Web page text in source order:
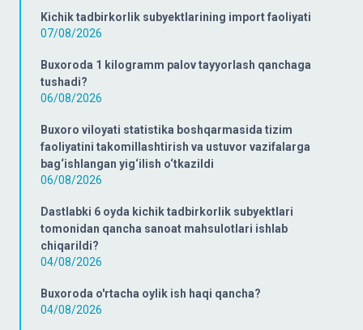
Kichik tadbirkorlik subyektlarining import faoliyati
07/08/2026
Buxoroda 1 kilogramm palov tayyorlash qanchaga
tushadi?
06/08/2026
Buxoro viloyati statistika boshqarmasida tizim
faoliyatini takomillashtirish va ustuvor vazifalarga
bag‘ishlangan yig‘ilish o‘tkazildi
06/08/2026
Dastlabki 6 oyda kichik tadbirkorlik subyektlari
tomonidan qancha sanoat mahsulotlari ishlab
chiqarildi?
04/08/2026
Buxoroda o'rtacha oylik ish haqi qancha?
04/08/2026